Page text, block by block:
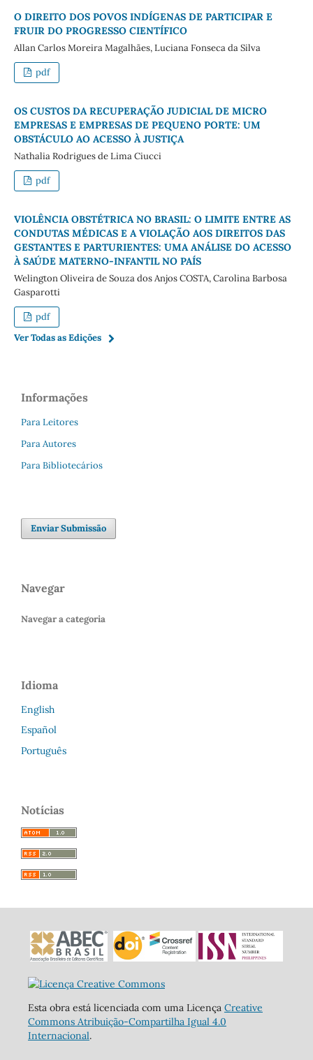
O DIREITO DOS POVOS INDÍGENAS DE PARTICIPAR E
FRUIR DO PROGRESSO CIENTÍFICO
Allan Carlos Moreira Magalhães, Luciana Fonseca da Silva
pdf
OS CUSTOS DA RECUPERAÇÃO JUDICIAL DE MICRO
EMPRESAS E EMPRESAS DE PEQUENO PORTE: UM
OBSTÁCULO AO ACESSO À JUSTIÇA
Nathalia Rodrigues de Lima Ciucci
pdf
VIOLÊNCIA OBSTÉTRICA NO BRASIL: O LIMITE ENTRE AS
CONDUTAS MÉDICAS E A VIOLAÇÃO AOS DIREITOS DAS
GESTANTES E PARTURIENTES: UMA ANÁLISE DO ACESSO
À SAÚDE MATERNO-INFANTIL NO PAÍS
Welington Oliveira de Souza dos Anjos COSTA, Carolina Barbosa
Gasparotti
pdf
Ver Todas as Edições
Informações
Para Leitores
Para Autores
Para Bibliotecários
Enviar Submissão
Navegar
Navegar a categoria
Idioma
English
Español
Português
Notícias
Esta obra está licenciada com uma Licença Creative
Commons Atribuição-Compartilha Igual 4.0
Internacional.